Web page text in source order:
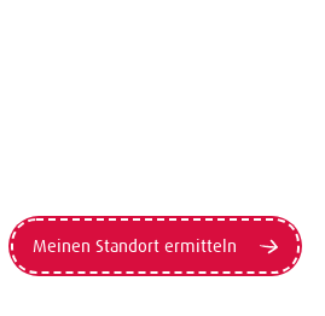
Meinen Standort ermitteln